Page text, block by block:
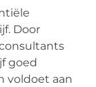
Door
goed
voldoet aan